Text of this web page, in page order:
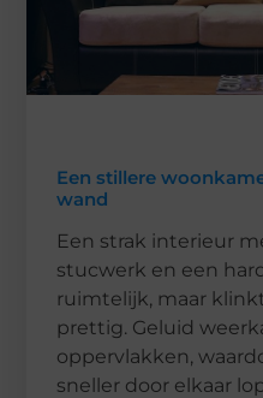
Een stillere
wand
Een strak interieur
stucwerk en een
ruimtelijk, maar
prettig. Geluid
oppervlakken,
sneller door elkaar